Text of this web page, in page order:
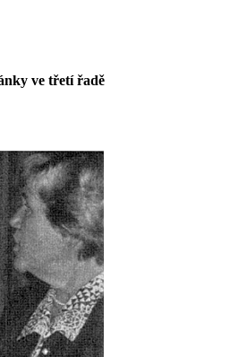
ve třetí řadě